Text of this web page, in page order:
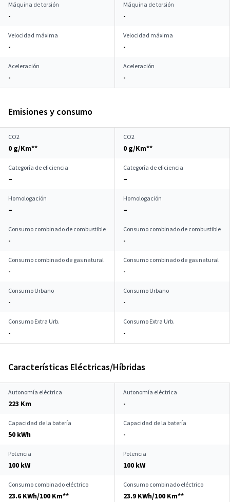
Máquina de torsión
-
Máquina de torsión
-
Velocidad máxima
-
Velocidad máxima
-
Aceleración
-
Aceleración
-
Emisiones y consumo
CO2
0 g/Km**
CO2
0 g/Km**
Categoría de eficiencia
–
Categoría de eficiencia
–
Homologación
–
Homologación
–
Consumo combinado de combustible
-
Consumo combinado de combustible
-
Consumo combinado de gas natural
-
Consumo combinado de gas natural
-
Consumo Urbano
-
Consumo Urbano
-
Consumo Extra Urb.
-
Consumo Extra Urb.
-
Características Eléctricas/Híbridas
Autonomía eléctrica
223 Km
Autonomía eléctrica
-
Capacidad de la batería
50 kWh
Capacidad de la batería
-
Potencia
100 kW
Potencia
100 kW
Consumo combinado eléctrico
23.6 KWh/100 Km**
Consumo combinado eléctrico
23.9 KWh/100 Km**